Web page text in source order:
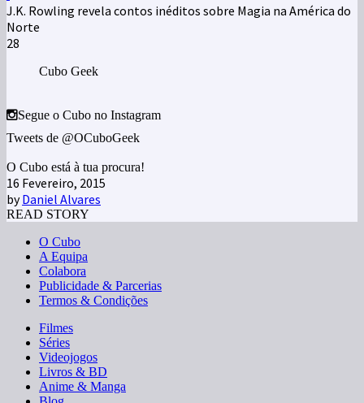
J.K. Rowling revela contos inéditos sobre Magia na América do
Norte
28
Cubo Geek
Segue o Cubo no Instagram
Tweets de @OCuboGeek
O Cubo está à tua procura!
16 Fevereiro, 2015
byDaniel Alvares
READ STORY
O Cubo
A Equipa
Colabora
Publicidade & Parcerias
Termos & Condições
Filmes
Séries
Videojogos
Livros & BD
Anime & Manga